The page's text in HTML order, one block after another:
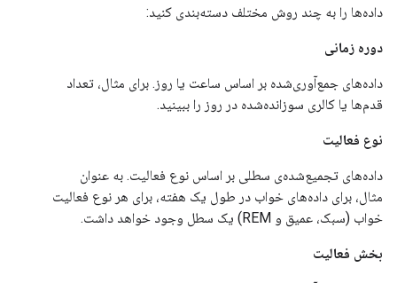
داده‌ها را به چند روش مختلف دسته‌بندی کنید:
دوره زمانی
داده‌های جمع‌آوری‌شده بر اساس ساعت یا روز. برای مثال، تعداد
قدم‌ها یا کالری سوزانده‌شده در روز را ببینید.
نوع فعالیت
داده‌های تجمیع‌شده‌ی سطلی بر اساس نوع فعالیت. به عنوان
مثال، برای داده‌های خواب در طول یک هفته، برای هر نوع فعالیت
خواب (سبک، عمیق و REM) یک سطل وجود خواهد داشت.
بخش فعالیت